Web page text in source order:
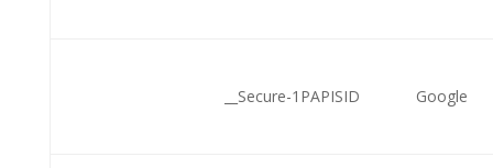
__Secure-1PAPISID Google